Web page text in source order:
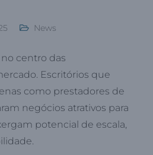
News
centro das
Escritórios que
como prestadores de
negócios atrativos para
potencial de escala,